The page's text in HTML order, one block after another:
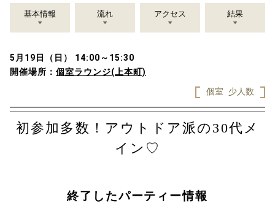
基本情報 流れ アクセス 結果
5月19日（日） 14:00～15:30
開催場所： 個室ラウンジ(上本町)
個室
少人数
初参加多数！アウトドア派の30代メ
イン♡
終了したパーティー情報